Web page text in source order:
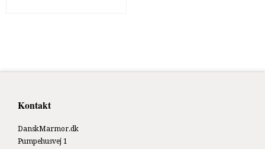
Kontakt
DanskMarmor.dk
Pumpehusvej 1